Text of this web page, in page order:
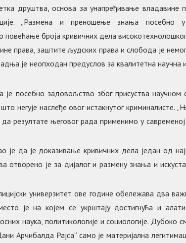
друштва, основа за унапређивање владавине
„Размена и преношење знања посебно
повећање броја кривичних дела
права, заштите људских права и слобода је
је неопходан предуслов за квалитетна
посебно задовољство због присуства научном
негује наслеђе овог истакнутог криминалисте.
његовог рада применимо у савременој
да је доказивање кривичних дела један од
отворено је за дијалог и размену знања и
универзитет ове године обележава два
је на којем се укрштају достигнућа и алати
наука, политикологије и социологије. Дубоко
Арчибалда Рајса“ само је материјална